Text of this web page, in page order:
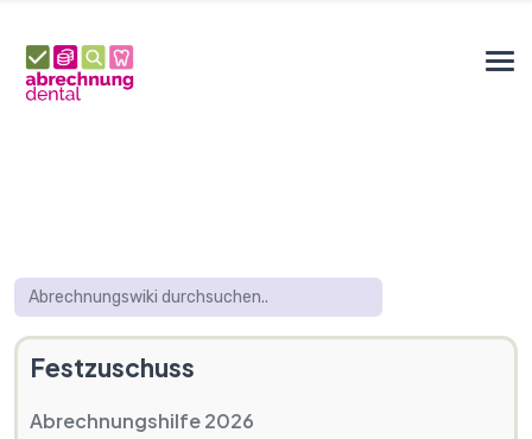
Festzuschuss
Abrechnungshilfe 2026